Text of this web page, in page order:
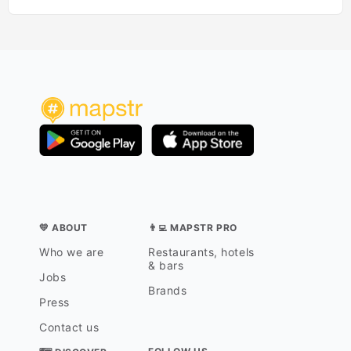
💛 ABOUT
Who we are
Jobs
Press
Contact us
👨‍💻 MAPSTR PRO
Restaurants, hotels
& bars
Brands